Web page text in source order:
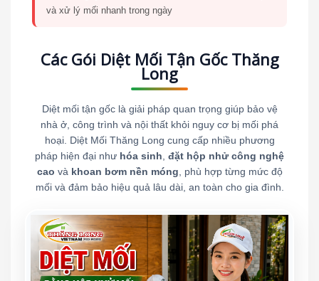
và xử lý mối nhanh trong ngày
Các Gói Diệt Mối Tận Gốc Thăng
Long
Diệt mối tận gốc là giải pháp quan trọng giúp bảo vệ
nhà ở, công trình và nội thất khỏi nguy cơ bị mối phá
hoại. Diệt Mối Thăng Long cung cấp nhiều phương
pháp hiện đại như hóa sinh đặt hộp nhử công nghệ
cao và khoan bơm nền móng , phù hợp từng mức độ
mối và đảm bảo hiệu quả lâu dài, an toàn cho gia đình.